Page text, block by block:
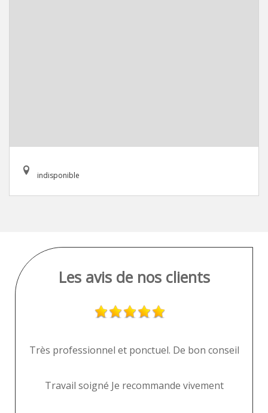
indisponible
Les avis de nos clients
Très professionnel et ponctuel. De bon conseil
Travail soigné Je recommande vivement